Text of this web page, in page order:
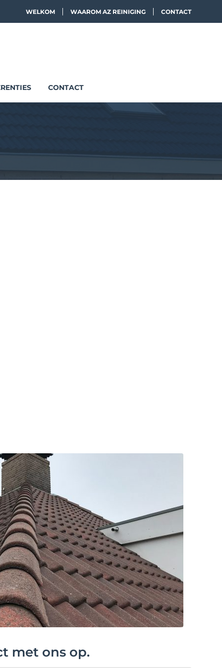
WELKOM WAAROM AZ REINIGING CONTACT
CONTACT
met ons op.